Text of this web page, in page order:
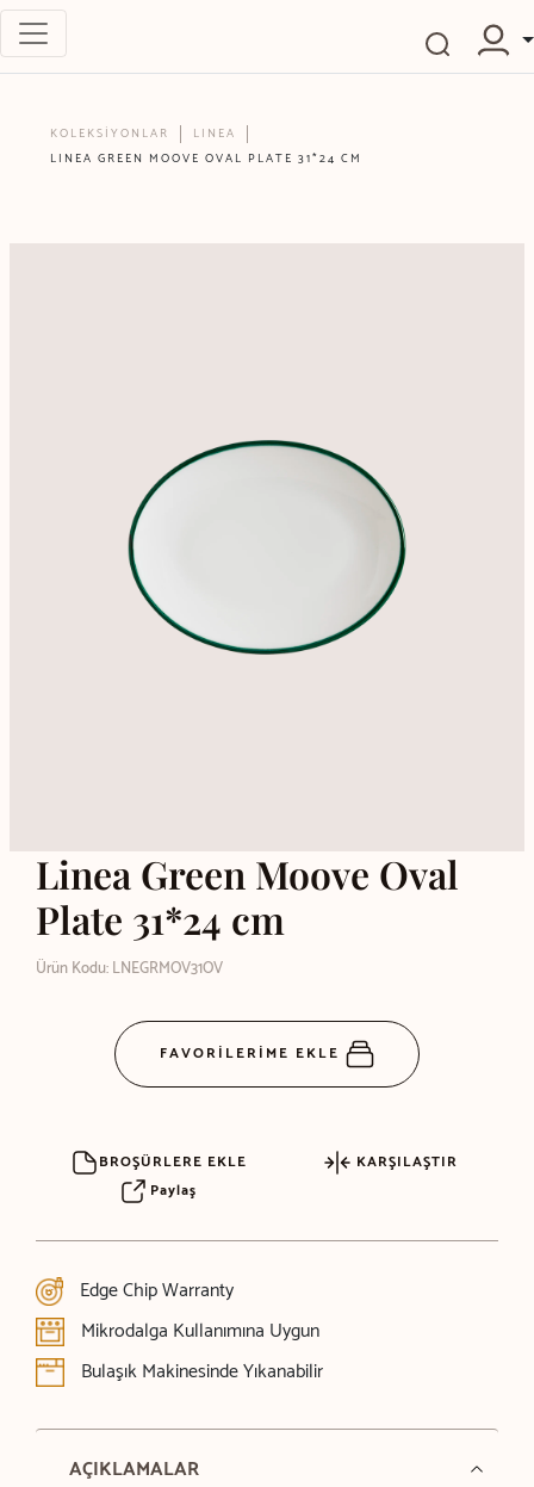
KOLEKSİYONLAR
LINEA
LINEA GREEN MOOVE OVAL PLATE 31*24 CM
Linea Green Moove Oval
Plate 31*24 cm
Ürün Kodu: LNEGRMOV31OV
FAVORİLERİME EKLE
BROŞÜRLERE EKLE
KARŞILAŞTIR
Paylaş
Edge Chip Warranty
Mikrodalga Kullanımına Uygun
Bulaşık Makinesinde Yıkanabilir
AÇIKLAMALAR